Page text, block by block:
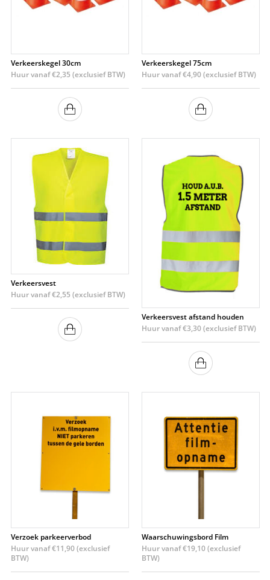
Verkeerskegel 30cm
Huur vanaf€2,35 (exclusief BTW)
Verkeerskegel 75cm
Huur vanaf€4,90(exclusief BTW)
Verkeersvest
Huur vanaf€2,55 (exclusief BTW)
Verkeersvest afstand houden
Huur vanaf€3,30(exclusief BTW)
Verzoek parkeerverbod
Huur vanaf€11,90(exclusief
BTW)
Waarschuwingsbord Film
Huur vanaf€19,10(exclusief
BTW)